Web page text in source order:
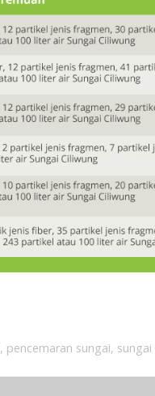
, pencemaran sungai,